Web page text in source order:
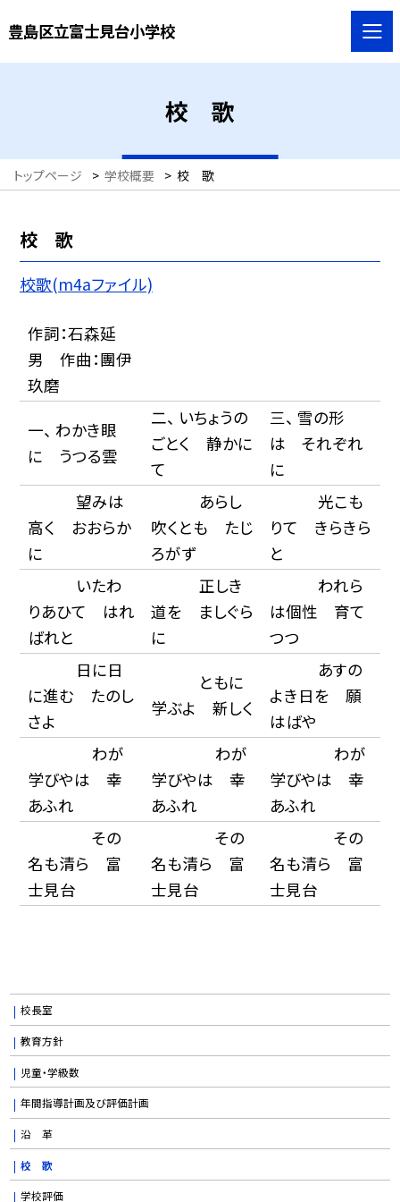
豊島区立富士見台小学校
校 歌
トップページ > 学校概要 > 校 歌
校 歌
校歌(m4aファイル)
作詞：石森延
男 作曲：團伊
玖磨
一、 わかき眼
に うつる雲
二、 いちょうの
ごとく 静かに
て
三、 雪の形
は それぞれ
に
望みは
高く おおらか
に
あらし
吹くとも たじ
ろがず
光こも
りて きらきら
と
いたわ
りあひて はれ
ばれと
正しき
道を ましぐら
に
われら
は個性 育て
つつ
日に日
に進む たのし
さよ
ともに
学ぶよ 新しく
あすの
よき日を 願
はばや
わが
学びやは 幸
あふれ
わが
学びやは 幸
あふれ
わが
学びやは 幸
あふれ
その
名も清ら 富
士見台
その
名も清ら 富
士見台
その
名も清ら 富
士見台
校長室
教育方針
児童・学級数
年間指導計画及び評価計画
沿 革
校 歌
学校評価